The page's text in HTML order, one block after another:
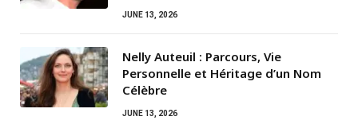
JUNE 13, 2026
Nelly Auteuil : Parcours, Vie
Personnelle et Héritage d’un Nom
Célèbre
JUNE 13, 2026